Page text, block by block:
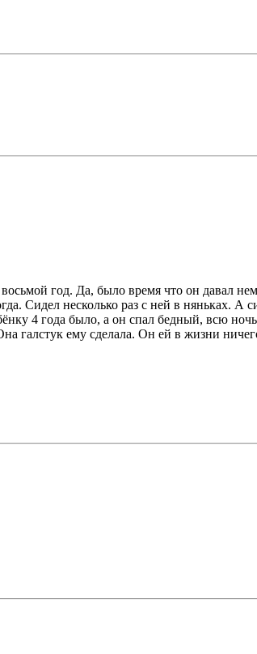
год. Да, было время что он давал
Сидел несколько раз с ней в няньках. А
4 года было, а он спал бедный, всю
галстук ему сделала. Он ей в жизни